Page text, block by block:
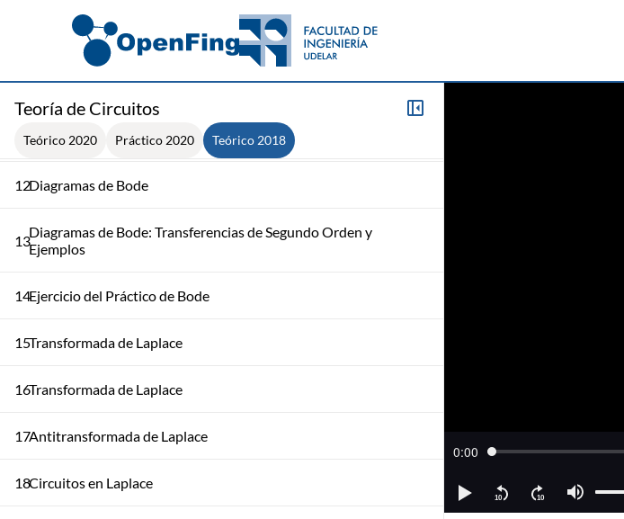
Teoría de Circuitos
Teórico 2020 Práctico 2020 Teórico 2018
11Diagramas de Bode
12Diagramas de Bode
13Diagramas de Bode: Transferencias de Segundo Orden y
Ejemplos
14Ejercicio del Práctico de Bode
15Transformada de Laplace
16Transformada de Laplace
17Antitransformada de Laplace
18Circuitos en Laplace